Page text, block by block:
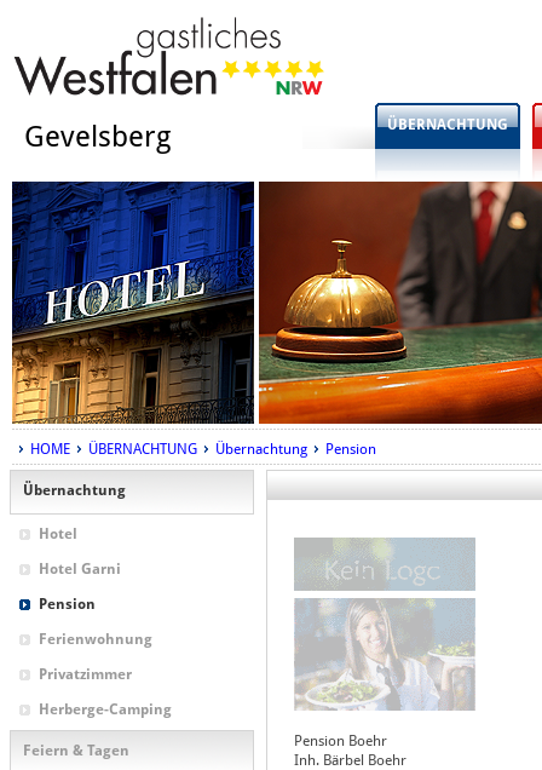
Gevelsberg ÜBERNACHTUNG
HOME ÜBERNACHTUNG Übernachtung Pension
Übernachtung
Hotel
Hotel Garni
Pension
Ferienwohnung
Privatzimmer
Herberge-Camping
Feiern & Tagen
Pension Boehr
Inh. Bärbel Boehr